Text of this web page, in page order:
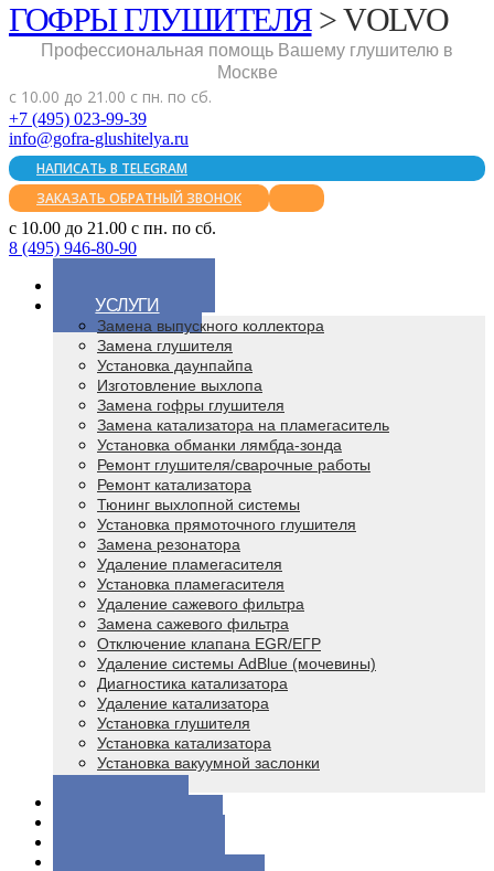
ГОФРЫ ГЛУШИТЕЛЯ>VOLVO
Профессиональная помощь Вашему глушителю в
Москве
с 10.00 до 21.00 с пн. по сб.
+7 (495) 023-99-39
info@gofra-glushitelya.ru
НАПИСАТЬ В TELEGRAM
ЗАКАЗАТЬ ОБРАТНЫЙ ЗВОНОК
с 10.00 до 21.00 с пн. по сб.
8 (495) 946-80-90
УСЛУГИ
Замена выпускного коллектора
Замена глушителя
Установка даунпайпа
Изготовление выхлопа
Замена гофры глушителя
Замена катализатора на пламегаситель
Установка обманки лямбда-зонда
Ремонт глушителя/сварочные работы
Ремонт катализатора
Тюнинг выхлопной системы
Установка прямоточного глушителя
Замена резонатора
Удаление пламегасителя
Установка пламегасителя
Удаление сажевого фильтра
Замена сажевого фильтра
Отключение клапана EGR/ЕГР
Удаление системы AdBlue (мочевины)
Диагностика катализатора
Удаление катализатора
Установка глушителя
Установка катализатора
Установка вакуумной заслонки